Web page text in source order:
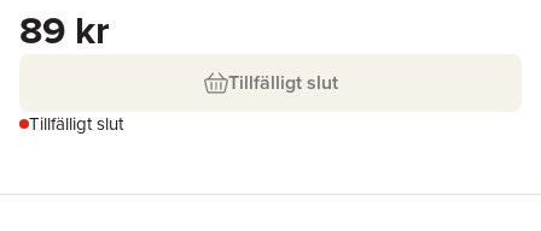
89 kr
Tillfälligt slut
Tillfälligt slut